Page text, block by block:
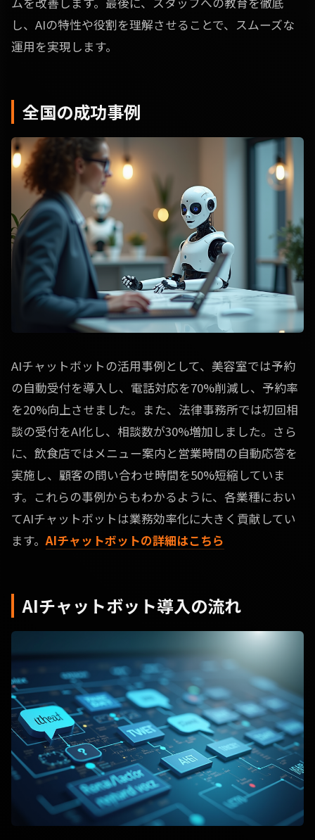
し、AIの特性や役割を理解させることで、スムーズな
運用を実現します。
全国の成功事例
AIチャットボットの活用事例として、美容室では予約
の自動受付を導入し、電話対応を70%削減し、予約率
を20%向上させました。また、法律事務所では初回相
談の受付をAI化し、相談数が30%増加しました。さら
に、飲食店ではメニュー案内と営業時間の自動応答を
実施し、顧客の問い合わせ時間を50%短縮していま
す。これらの事例からもわかるように、各業種におい
てAIチャットボットは業務効率化に大きく貢献してい
ます。 AIチャットボットの詳細はこちら
AIチャットボット導入の流れ